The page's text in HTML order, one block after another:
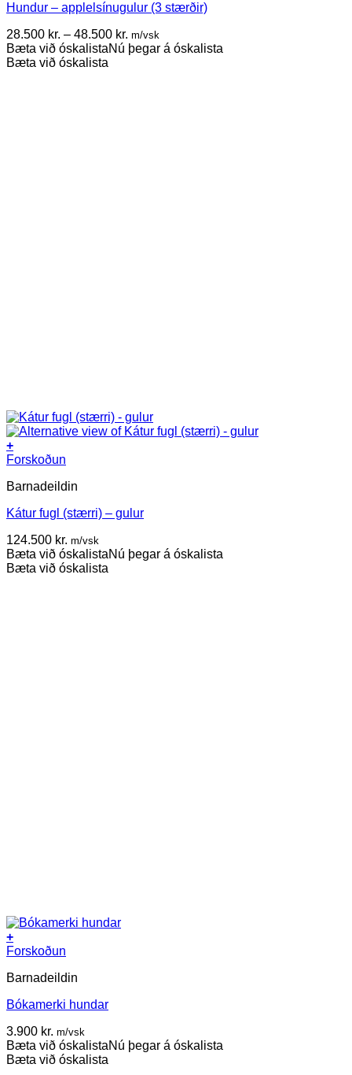
variants.
options
may
be
Hundur – applelsínugulur (3 stærðir)
28.500 kr. – 48.500 kr. Price
range:
m/vsk
Bæta við óskalistaNú þegar á óskalista
Bæta við óskalista
+
Forskoðun
Barnadeildin
Kátur fugl (stærri) – gulur
124.500 kr. m/vsk
Bæta við óskalistaNú þegar á óskalista
Bæta við óskalista
+
Forskoðun
Barnadeildin
Bókamerki hundar
3.900 kr. m/vsk
Bæta við óskalistaNú þegar á óskalista
Bæta við óskalista